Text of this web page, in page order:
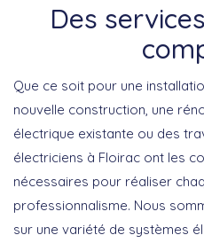
Des
Que ce soit pour une
nouvelle construction, une
électrique existante ou des
électriciens à Floirac ont les
nécessaires pour réaliser
professionnalisme. Nous
sur une variété de systèmes